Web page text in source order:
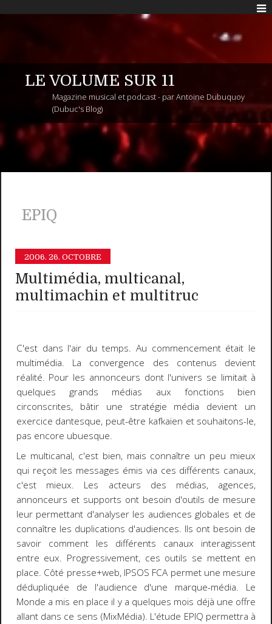
LE VOLUME SUR 11
Magazine musical et podcast - par Antoine Dubuquoy
(Dubuc's Blog)
EPIQ
2006. 26. OCTOBRE
Multimédia, multicanal,
multimachin et multitruc
C'est dans l'air du temps. Au commencement était le
multimédia. La convergence des contenus devient
réalité. Pour les annonceurs dont l'univers se limitait à
quelques grands médias aux fonctions bien
circonscrites, bâtir une stratégie média devient un
exercice dantesque, peut-être kafkaïen et souhaitons-le,
pas encore ubuesque.
Le multicanal, c'est bien, mais connaître un peu mieux
qui reçoit les messages émis via ces différents canaux,
c'est mieux. Les acteurs des médias, agences,
annonceurs et supports ont besoin d'outils de mesure
leur permettant d'analyser les audiences globales et de
connaître les duplications d'audiences. Ils ont besoin de
savoir comment les différents canaux interagissent
entre eux. Progressivement, ces outils se mettent en
place. Côté presse+web, IPSOS FCA permet une mesure
dédupliquée de l'audience d'une marque-média. Le
Monde a mis en place il y a quelques mois déjà une offre
allant dans ce sens (MixMédia). L'étude EPIQ permettra à